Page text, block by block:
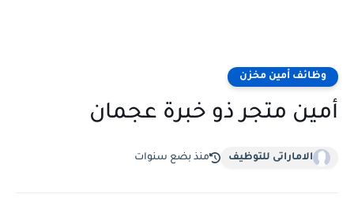
وظائف أمين مخزن
أمين متجر ذو خبرة عجمان
الاماراتى للتوظيف منذ بضع سنوات